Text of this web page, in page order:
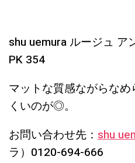
shu uemura ルージュ
PK 354
マットな質感ながらな
くいのが◎。
お問い合わせ先： shu
ラ）0120-694-666